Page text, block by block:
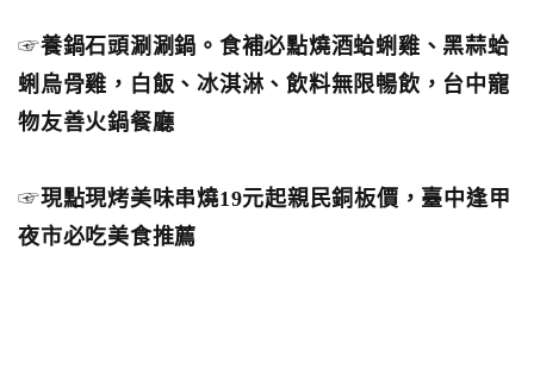
☞養鍋石頭涮涮鍋。食補必點燒酒蛤蜊雞、黑蒜蛤
蜊烏骨雞，白飯、冰淇淋、飲料無限暢飲，台中寵
物友善火鍋餐廳
☞現點現烤美味串燒19元起親民銅板價，臺中逢甲
夜市必吃美食推薦